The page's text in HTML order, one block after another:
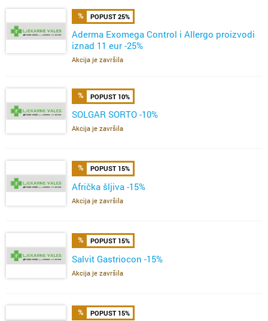
POPUST 25%
Aderma Exomega Control i Allergo proizvodi
iznad 11 eur -25%
Akcija je završila
POPUST 10%
SOLGAR SORTO -10%
Akcija je završila
POPUST 15%
Afrička šljiva -15%
Akcija je završila
POPUST 15%
Salvit Gastriocon -15%
Akcija je završila
POPUST 15%